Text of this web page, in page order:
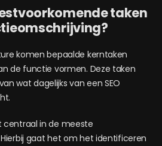
taken
komen bepaalde kerntaken
de functie vormen. Deze taken
wat dagelijks van een SEO
centraal in de meeste
gaat het om het identificeren